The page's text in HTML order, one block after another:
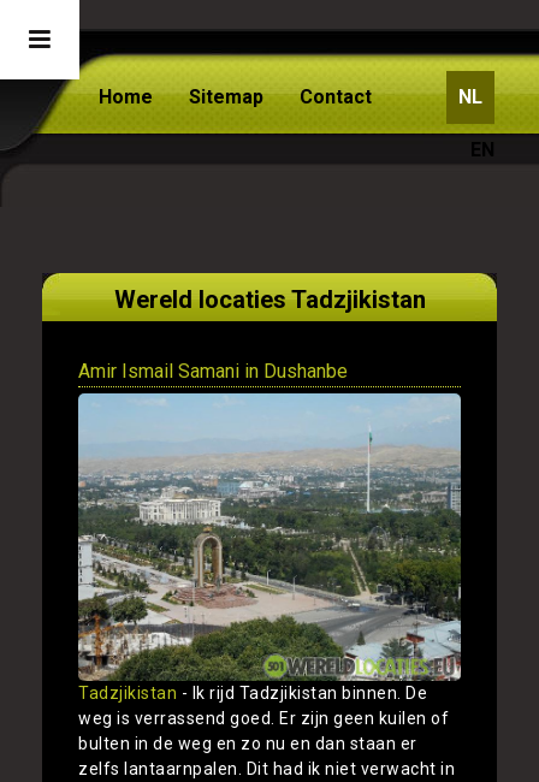
Home Sitemap Contact NL
EN
Wereld locaties Tadzjikistan
Amir Ismail Samani in Dushanbe
Tadzjikistan - Ik rijd Tadzjikistan binnen. De
weg is verrassend goed. Er zijn geen kuilen of
bulten in de weg en zo nu en dan staan er
zelfs lantaarnpalen. Dit had ik niet verwacht in